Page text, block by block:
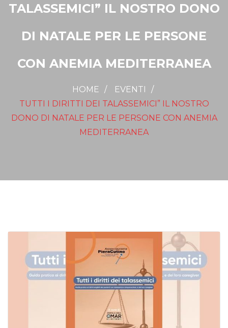
TALASSEMICI” IL NOSTRO DONO
DI NATALE PER LE PERSONE
CON ANEMIA MEDITERRANEA
HOME
EVENTI
TUTTI I DIRITTI DEI TALASSEMICI” IL NOSTRO
DONO DI NATALE PER LE PERSONE CON ANEMIA
MEDITERRANEA